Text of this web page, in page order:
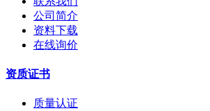
公司简介
资料下载
在线询价
资质证书
质量认证